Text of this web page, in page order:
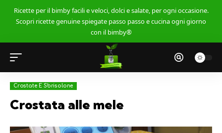
Ricette per il bimby facili e veloci, dolci e salate, per ogni occasione.
Scopri ricette genuine spiegate passo passo e cucina ogni giorno
con il bimby®
Crostate E Sbrisolone
Crostata alle mele